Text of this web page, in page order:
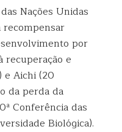
Nações Unidas
por
recuperação e
e Aichi (20
da perda da
Conferência das
Biológica).